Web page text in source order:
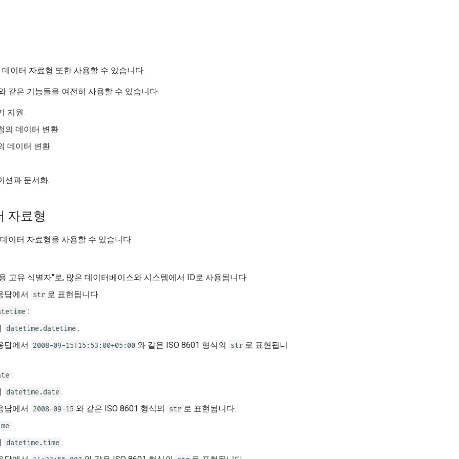
이터 자료형 또한 사용할 수 있습니다.
같은 기능들을 여전히 사용할 수 있습니다.
지원.
의 데이터 변환.
데이터 변환.
션과 문서화.
자료형
이터 자료형을 사용할 수 있습니다:
고유 식별자"로, 많은 데이터베이스와 시스템에서 ID로 사용됩니다.
답에서
str 로 표현됩니다.
:
datetime.datetime .
답에서
2008-09-15T15:53:00+05:00 와 같은 ISO 8601 형식의 str 로 표현됩니
:
datetime.date .
답에서
2008-09-15 와 같은 ISO 8601 형식의 str 로 표현됩니다.
:
datetime.time .